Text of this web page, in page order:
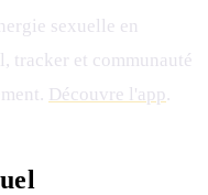
sexuelle en
tracker et communauté
Découvre l'app .